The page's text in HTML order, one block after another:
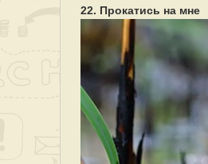
22. Прокатись на мне